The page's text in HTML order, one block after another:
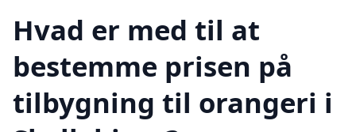
Hvad er med til at
bestemme prisen på
tilbygning til orangeri i